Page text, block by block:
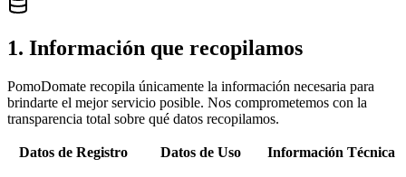
1. Información que recopilamos
PomoDomate recopila únicamente la información necesaria para
brindarte el mejor servicio posible. Nos comprometemos con la
transparencia total sobre qué datos recopilamos.
Datos de Registro Datos de Uso Información Técnica